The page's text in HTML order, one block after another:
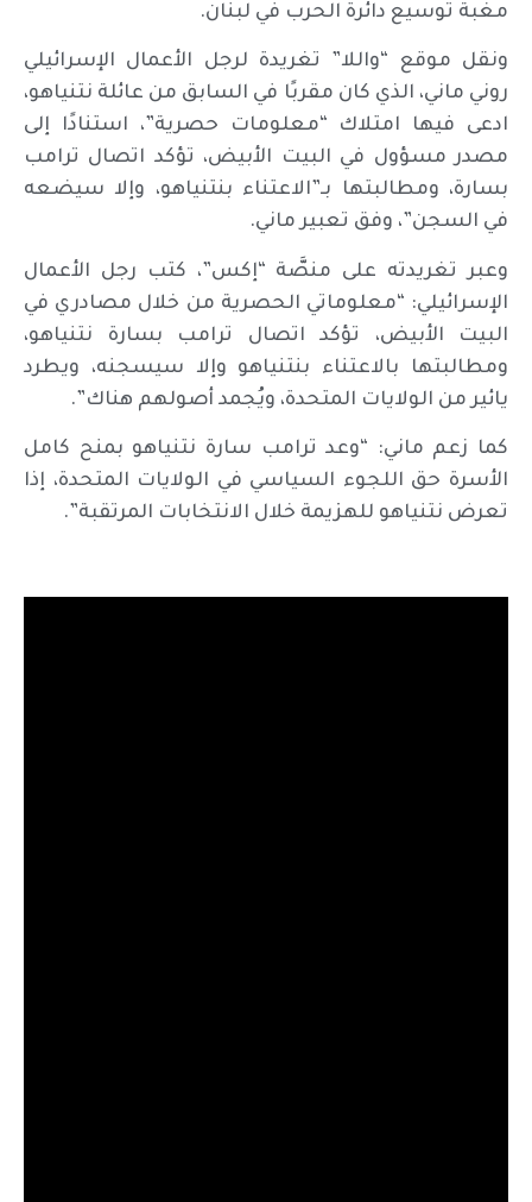
مغبة توسيع دائرة الحرب في لبنان.
ونقل موقع “واللا” تغريدة لرجل الأعمال الإسرائيلي
روني ماني، الذي كان مقربًا في السابق من عائلة نتنياهو،
ادعى فيها امتلاك “معلومات حصرية”، استنادًا إلى
مصدر مسؤول في البيت الأبيض، تؤكد اتصال ترامب
بسارة، ومطالبتها بـ”الاعتناء بنتنياهو، وإلا سيضعه
في السجن”، وفق تعبير ماني.
وعبر تغريدته على منصَّة “إكس”، كتب رجل الأعمال
الإسرائيلي: “معلوماتي الحصرية من خلال مصادري في
البيت الأبيض، تؤكد اتصال ترامب بسارة نتنياهو،
ومطالبتها بالاعتناء بنتنياهو وإلا سيسجنه، ويطرد
يائير من الولايات المتحدة، ويُجمد أصولهم هناك”.
كما زعم ماني: “وعد ترامب سارة نتنياهو بمنح كامل
الأسرة حق اللجوء السياسي في الولايات المتحدة، إذا
تعرض نتنياهو للهزيمة خلال الانتخابات المرتقبة”.